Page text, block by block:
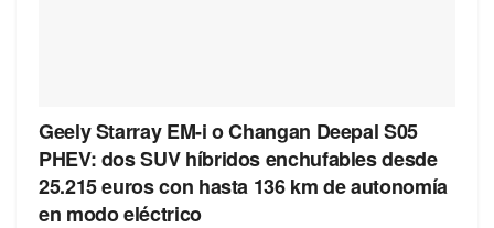
Geely Starray EM-i o Changan Deepal S05
PHEV: dos SUV híbridos enchufables desde
25.215 euros con hasta 136 km de autonomía
en modo eléctrico